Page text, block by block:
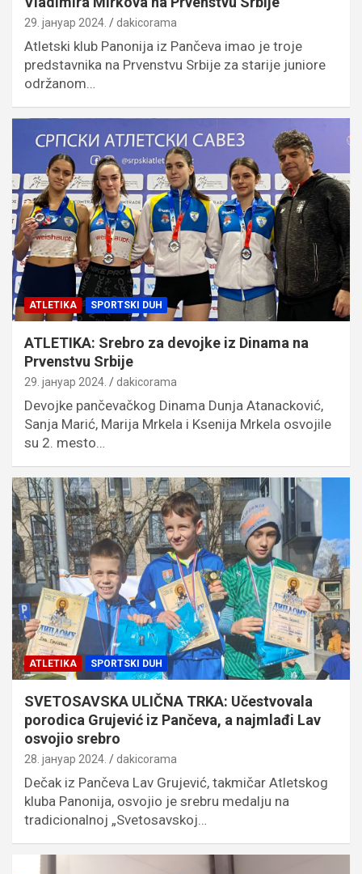
29. јануар 2024. dakicorama
Atletski klub Panonija iz Pančeva imao je troje
predstavnika na Prvenstvu Srbije za starije juniore
održanom…
ATLETIKA SPORTSKI DUH
ATLETIKA: Srebro za devojke iz Dinama na
Prvenstvu Srbije
29. јануар 2024. dakicorama
Devojke pančevačkog Dinama Dunja Atanacković,
Sanja Marić, Marija Mrkela i Ksenija Mrkela osvojile
su 2. mesto…
ATLETIKA SPORTSKI DUH
SVETOSAVSKA ULIČNA TRKA: Učestvovala
porodica Grujević iz Pančeva, a najmlađi Lav
osvojio srebro
28. јануар 2024. dakicorama
Dečak iz Pančeva Lav Grujević, takmičar Atletskog
kluba Panonija, osvojio je srebru medalju na
tradicionalnoj „Svetosavskoj…